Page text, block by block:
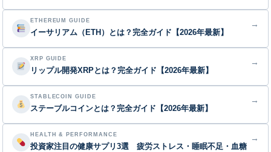
ETHEREUM GUIDE
イーサリアム（ETH）とは？完全ガイド【2026年最新】
→
XRP GUIDE
リップル開発XRPとは？完全ガイド【2026年最新】
→
STABLECOIN GUIDE
ステーブルコインとは？完全ガイド【2026年最新】
→
HEALTH & PERFORMANCE
投資家注目の健康サプリ3選 疲労ストレス・睡眠不足・血糖
→